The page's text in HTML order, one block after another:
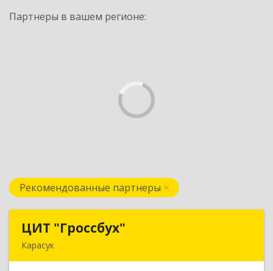
Партнеры в вашем регионе:
Рекомендованные партнеры
ЦИТ "Гроссбух"
Карасук